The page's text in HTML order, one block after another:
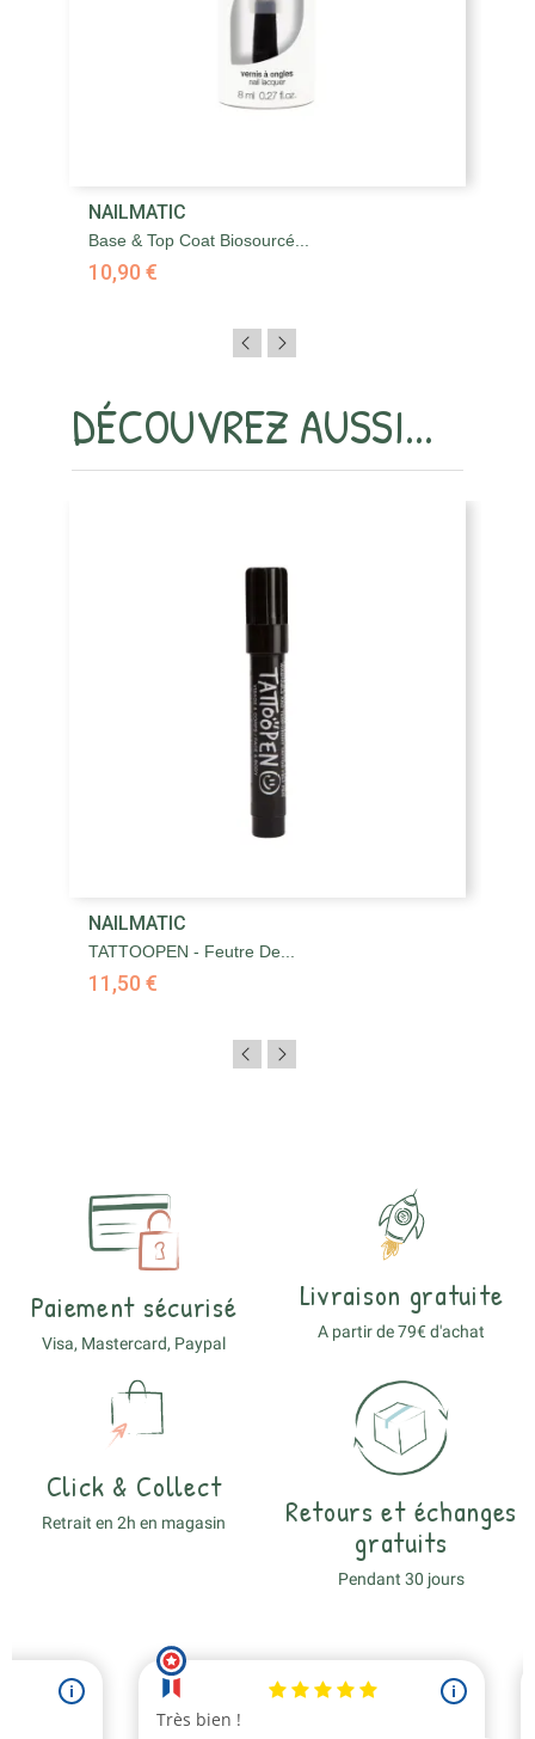
NAILMATIC
Base & Top Coat Biosourcé...
10,90 €
DÉCOUVREZ AUSSI...
NAILMATIC
TATTOOPEN - Feutre De...
11,50 €
Paiement sécurisé
Visa, Mastercard, Paypal
Livraison gratuite
A partir de 79€ d'achat
Click & Collect
Retrait en 2h en magasin
Retours et échanges
gratuits
Pendant 30 jours